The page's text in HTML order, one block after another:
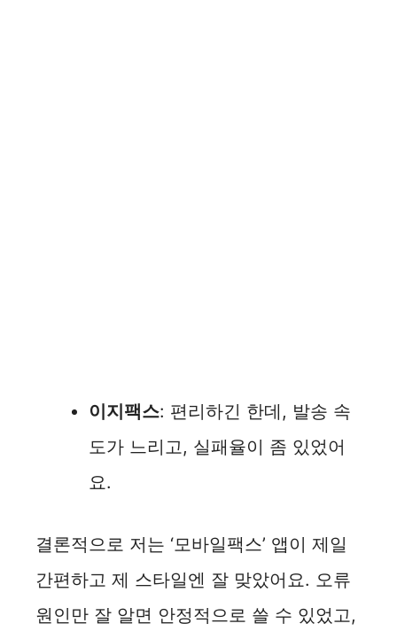
이지팩스: 편리하긴 한데, 발송 속
도가 느리고, 실패율이 좀 있었어
요.
결론적으로 저는 ‘모바일팩스’ 앱이 제일
간편하고 제 스타일엔 잘 맞았어요. 오류
원인만 잘 알면 안정적으로 쓸 수 있었고,